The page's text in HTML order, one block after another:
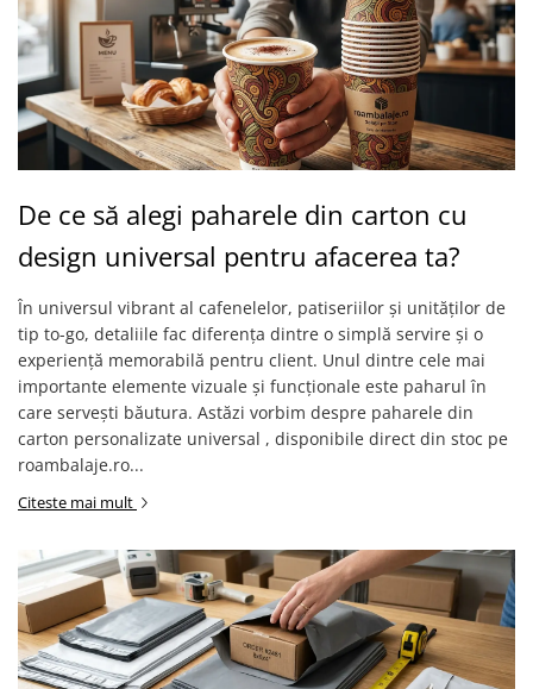
De ce să alegi paharele din carton cu
design universal pentru afacerea ta?
În universul vibrant al cafenelelor, patiseriilor și unităților de
tip to-go, detaliile fac diferența dintre o simplă servire și o
experiență memorabilă pentru client. Unul dintre cele mai
importante elemente vizuale și funcționale este paharul în
care servești băutura. Astăzi vorbim despre paharele din
carton personalizate universal , disponibile direct din stoc pe
roambalaje.ro...
Citeste mai mult